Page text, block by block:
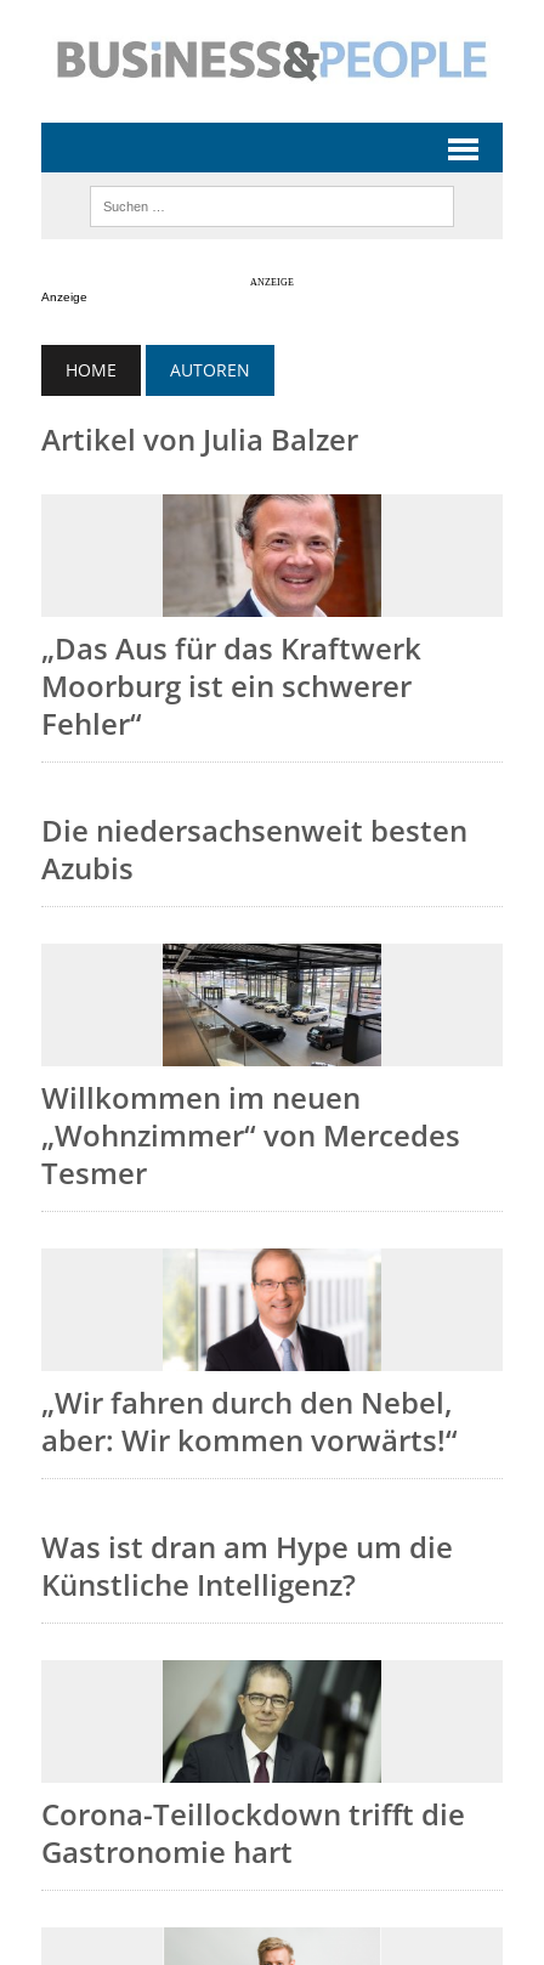
Anzeige
HOME AUTOREN
Artikel von Julia Balzer
„Das Aus für das Kraftwerk
Moorburg ist ein schwerer
Fehler“
Die niedersachsenweit besten
Azubis
Willkommen im neuen
„Wohnzimmer“ von Mercedes
Tesmer
„Wir fahren durch den Nebel,
aber: Wir kommen vorwärts!“
Was ist dran am Hype um die
Künstliche Intelligenz?
Corona-Teillockdown trifft die
Gastronomie hart